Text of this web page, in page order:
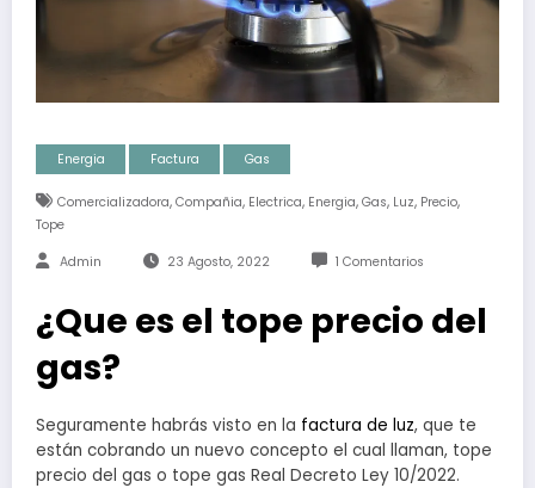
Energia Factura Gas
Comercializadora, Compañia, Electrica, Energia, Gas, Luz, Precio,
Tope
Admin 23 Agosto, 2022 1 Comentarios
¿Que es el tope precio del
gas?
Seguramente habrás visto en la factura de luz, que te
están cobrando un nuevo concepto el cual llaman, tope
precio del gas o tope gas Real Decreto Ley 10/2022.